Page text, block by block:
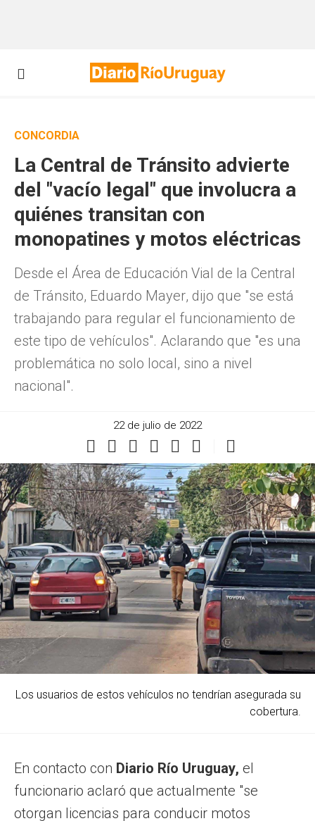
CONCORDIA
La Central de Tránsito advierte
del "vacío legal" que involucra a
quiénes transitan con
monopatines y motos eléctricas
Desde el Área de Educación Vial de la Central
de Tránsito, Eduardo Mayer, dijo que "se está
trabajando para regular el funcionamiento de
este tipo de vehículos". Aclarando que "es una
problemática no solo local, sino a nivel
nacional".
22 de julio de 2022
Los usuarios de estos vehículos no tendrían asegurada su
cobertura.
En contacto con Diario Río Uruguay, el
funcionario aclaró que actualmente "se
otorgan licencias para conducir motos